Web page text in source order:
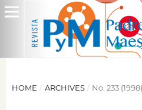
HOME / ARCHIVES / No. 233